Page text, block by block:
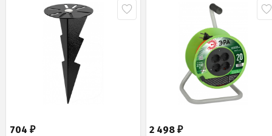
704 ₽ 2 498₽